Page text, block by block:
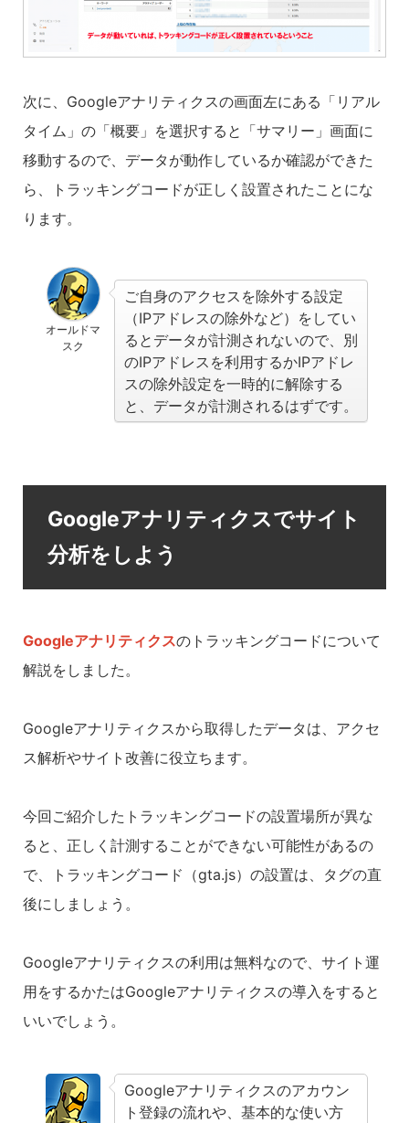
次に、Googleアナリティクスの画面左にある「リアル
タイム」の「概要」を選択すると「サマリー」画面に
移動するので、データが動作しているか確認ができた
ら、トラッキングコードが正しく設置されたことにな
ります。
オールドマ
スク
ご自身のアクセスを除外する設定
（IPアドレスの除外など）をしてい
るとデータが計測されないので、別
のIPアドレスを利用するかIPアドレ
スの除外設定を一時的に解除する
と、データが計測されるはずです。
Googleアナリティクスでサイト
分析をしよう
Googleアナリティクスのトラッキングコードについて
解説をしました。
Googleアナリティクスから取得したデータは、アクセ
ス解析やサイト改善に役立ちます。
今回ご紹介したトラッキングコードの設置場所が異な
ると、正しく計測することができない可能性があるの
で、トラッキングコード（gta.js）の設置は、タグの直
後にしましょう。
Googleアナリティクスの利用は無料なので、サイト運
用をするかたはGoogleアナリティクスの導入をすると
いいでしょう。
Googleアナリティクスのアカウン
ト登録の流れや、基本的な使い方